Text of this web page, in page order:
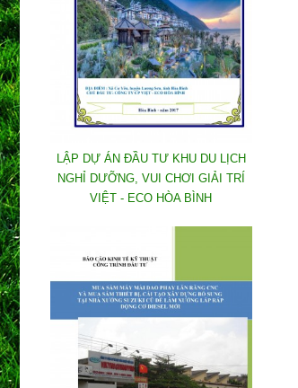
LẬP DỰ ÁN ĐẦU TƯ KHU DU LỊCH
NGHỈ DƯỠNG, VUI CHƠI GIẢI TRÍ
VIỆT - ECO HÒA BÌNH